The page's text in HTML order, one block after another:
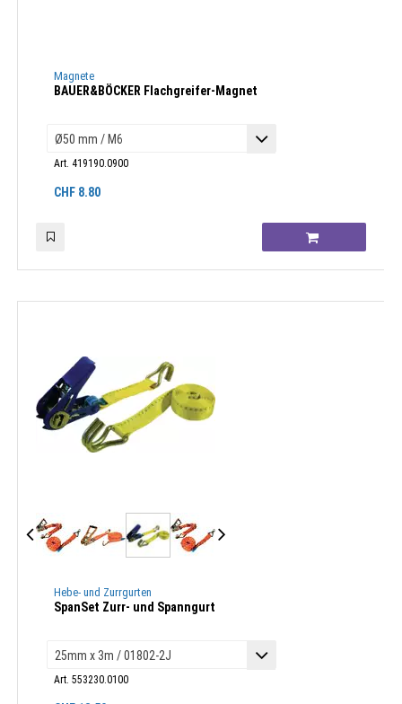
Magnete
BAUER&BÖCKER Flachgreifer-Magnet
Art. 419190.0900
CHF 8.80
Hebe- und Zurrgurten
SpanSet Zurr- und Spanngurt
Art. 553230.0100